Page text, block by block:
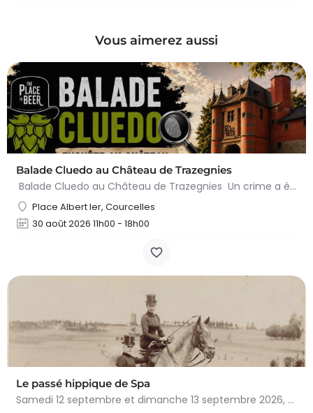
Vous aimerez aussi
Balade Cluedo au Château de Trazegnies
Balade Cluedo au Château de Trazegnies Un crime a été commis au Château de Trazegnies… À vous de résoudre…
Place Albert Ier, Courcelles
30 août 2026 11h00 - 18h00
Le passé hippique de Spa
Samedi 12 septembre et dimanche 13 septembre 2026, plongez dans l'histoire fascinante du cheval à…